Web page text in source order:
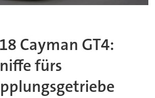
Cayman GT4:
fürs